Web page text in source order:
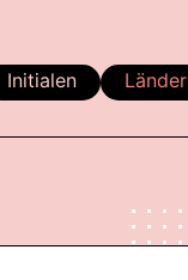
Initialen Länder